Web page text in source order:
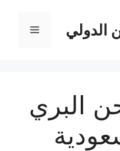
الدولي القائمة
البري